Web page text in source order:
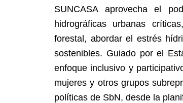
SUNCASA aprovecha el
hidrográficas urbanas
forestal, abordar el estrés
sostenibles. Guiado por el
enfoque inclusivo y
mujeres y otros grupos
políticas de SbN, desde la